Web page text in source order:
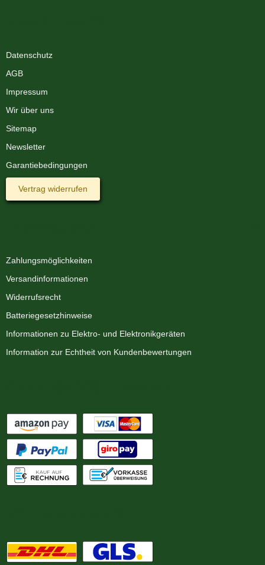
Datenschutz
AGB
Impressum
Wir über uns
Sitemap
Newsletter
Garantiebedingungen
Vertrag widerrufen
Zahlungsmöglichkeiten
Versandinformationen
Widerrufsrecht
Batteriegesetzhinweise
Informationen zu Elektro- und Elektronikgeräten
Information zur Echtheit von Kundenbewertungen